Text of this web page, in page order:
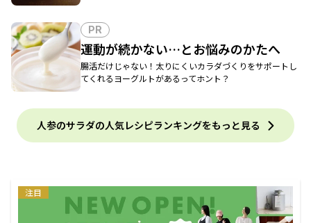
PR
運動が続かない…とお悩みのかたへ
腸活だけじゃない！太りにくいカラダづくりをサポートし
てくれるヨーグルトがあるってホント？
人参のサラダの人気レシピランキングをもっと見る
注目